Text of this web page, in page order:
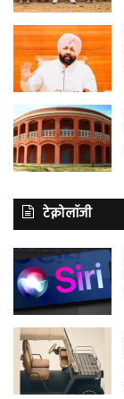
टेक्नोलॉजी